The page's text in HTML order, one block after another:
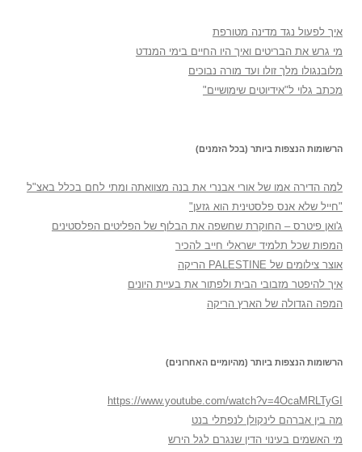
איך לפעול נגד מדינה מטורפת
מי גרש את הבריטים ואיך היו החיים בימי המנדט
מלובנגולו מלך זולו ועד מורה נבוכים
מכתב גלוי ל"אידיוטים שימושיים"
הרשומות הנצפות ביותר (בכל הזמנים)
למה הדירה אמו של אורי אבנרי את בנה מצוואתה ומתי לחם בכלל באצ"ל
"חייל שלא אנס פלסטינית הוא גזען"
ג'ואן פיטרס – החוקרת שחשפה את הבלוף של הפליטים הפלסטינים
המפות שכל תלמיד ישראלי חייב להכיר
אוצר צילומים של PALESTINE הריקה
איך להיפטר מזבובי הבית ולפתור את בעיית היונים
המפה הגדולה של הארץ הריקה
הרשומות הנצפות ביותר (מהיומיים האחרונים)
https://www.youtube.com/watch?v=4OcaMRLTyGI
מה בין אברהם לינקולן לנפתלי בנט
מי האשמים בעינוי הדין שנגרם לגל הירש